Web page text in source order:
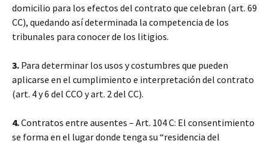
domicilio para los efectos del contrato que celebran (art. 69
CC), quedando así determinada la competencia de los
tribunales para conocer de los litigios.
3. Para determinar los usos y costumbres que pueden
aplicarse en el cumplimiento e interpretación del contrato
(art. 4 y 6 del CCO y art. 2 del CC).
4.Contratos entre ausentes – Art. 104 C: El consentimiento
se forma en el lugar donde tenga su “residencia del